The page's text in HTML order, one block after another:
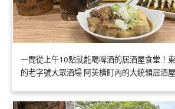
一間從上午10點就能喝啤酒的居酒屋食堂！
的老字號大眾酒場 阿美橫町內的大統領居酒屋